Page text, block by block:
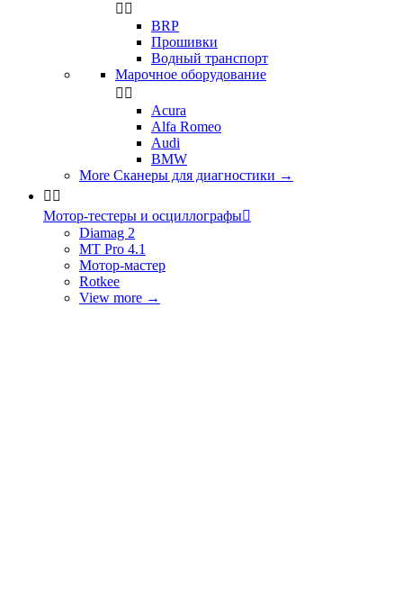
 
BRP
Прошивки
Водный транспорт
Марочное оборудование
 
Acura
Alfa Romeo
Audi
BMW
More Сканеры для диагностики →
 
Мотор-тестеры и осциллографы
Diamag 2
MT Pro 4.1
Мотор-мастер
Rotkee
View more →